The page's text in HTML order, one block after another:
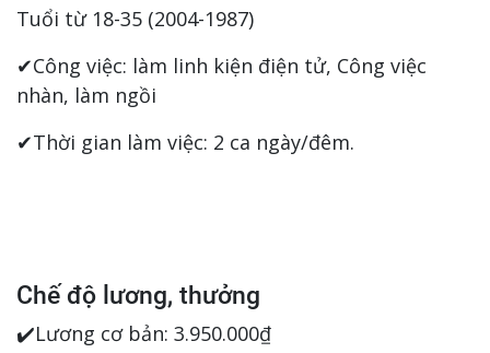
Tuổi từ 18-35 (2004-1987)
✔Công việc: làm linh kiện điện tử, Công việc
nhàn, làm ngồi
✔Thời gian làm việc: 2 ca ngày/đêm.
Chế độ lương, thưởng
✔️Lương cơ bản: 3.950.000₫